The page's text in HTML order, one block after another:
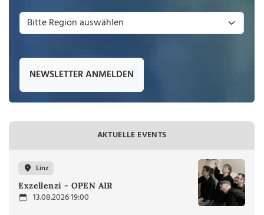
NEWSLETTER ANMELDEN
AKTUELLE EVENTS
Linz
Exzellenzi - OPEN AIR
13.08.2026 19:00